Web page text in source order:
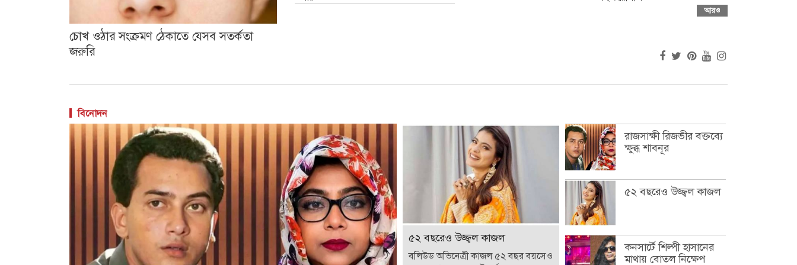
চোখ ওঠার সংক্রমণ ঠেকাতে যেসব সতর্কতা
জরুরি
আরও
বিনোদন
৫২ বছরেও উজ্জ্বল কাজল
বলিউড অভিনেত্রী কাজল ৫২ বছর বয়সেও
রাজসাক্ষী রিজভীর বক্তব্যে
ক্ষুব্ধ শাবনূর
৫২ বছরেও উজ্জ্বল কাজল
কনসার্টে শিল্পী হাসানের
মাথায় বোতল নিক্ষেপ